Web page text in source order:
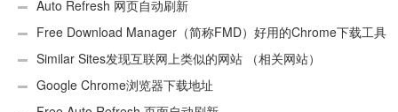
Auto Refresh 网页自动刷新
Free Download Manager（简称FMD）好用的Chrome下载工具
插件Similar Sites发现互联网上类似的网站 （相关网站）
Google Chrome浏览器下载地址